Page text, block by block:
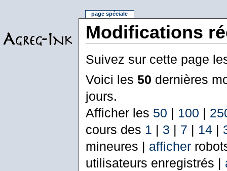
Modifications
Suivez sur cette page
Voici les 50 dernières
jours.
Afficher les 50 | 100 |
cours des 1 | 3 | 7 | 14|
mineures | afficher
utilisateurs enregistrés |
page spéciale